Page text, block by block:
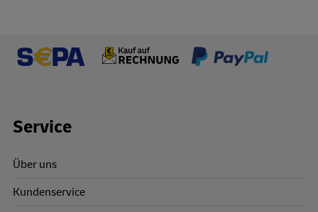
Footer Links
Service
Über uns
Kundenservice